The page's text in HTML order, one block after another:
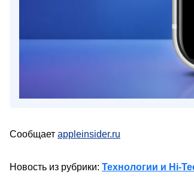
Сообщает appleinsider.ru
Новость из рубрики: Технологии и Hi-